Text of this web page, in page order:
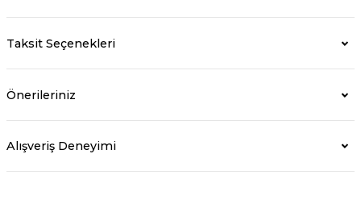
Taksit Seçenekleri
Önerileriniz
Alışveriş Deneyimi